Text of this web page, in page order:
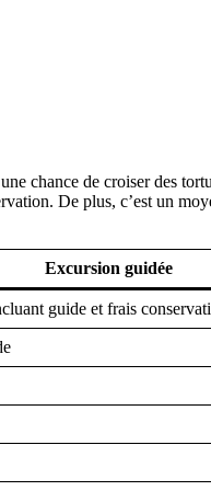
chance de croiser des
De plus, c’est un
Excursion guidée
guide et frais